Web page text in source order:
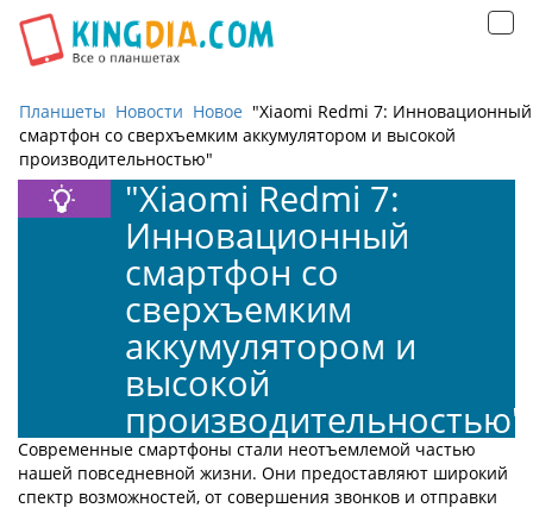
Планшеты Новости Новое "Xiaomi Redmi 7: Инновационный
смартфон со сверхъемким аккумулятором и высокой
производительностью"
"Xiaomi Redmi 7:
Инновационный
смартфон со
сверхъемким
аккумулятором и
высокой
производительностью"
Современные смартфоны стали неотъемлемой частью
нашей повседневной жизни. Они предоставляют широкий
спектр возможностей, от совершения звонков и отправки